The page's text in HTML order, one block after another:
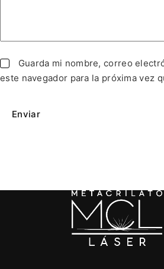
Guarda mi nombre, correo
este navegador para la próxima vez
Enviar